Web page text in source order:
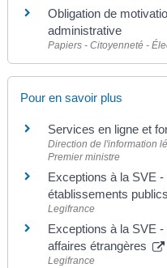
Obligation de
administrative
Papiers - Citoyenneté -
Pour en savoir plus
Services en ligne et
Direction de l'information
Premier ministre
Exceptions à la SVE
établissements
Legifrance
Exceptions à la SVE
affaires étrangères
Legifrance